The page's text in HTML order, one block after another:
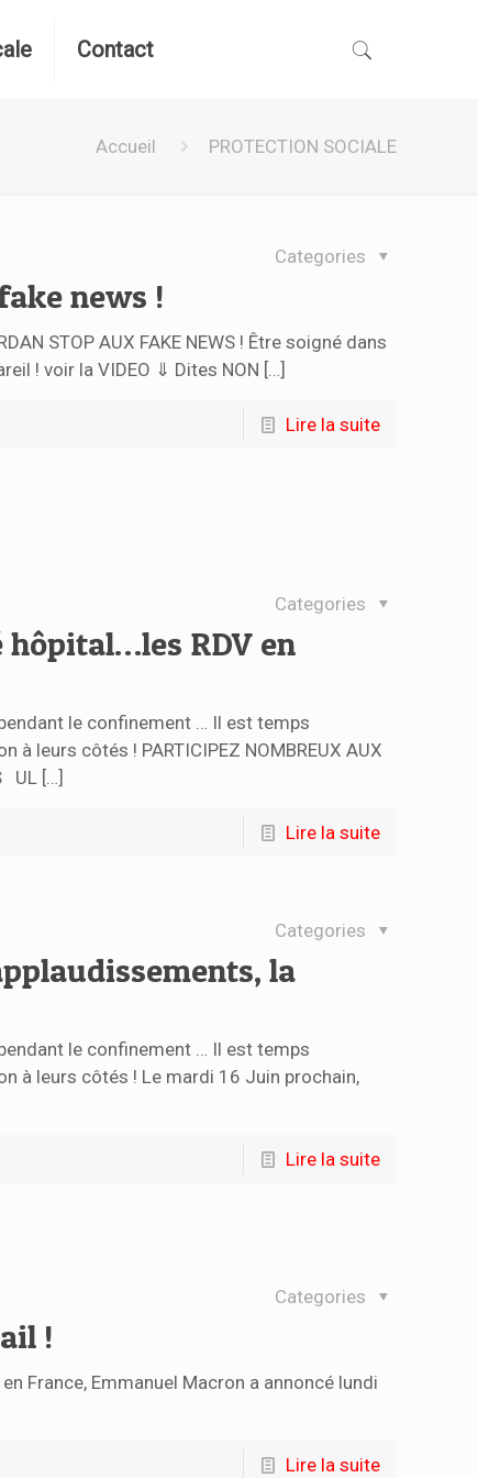
Contact
Accueil PROTECTION SOCIALE
Categories
news !
STOP AUX FAKE NEWS ! Être soigné dans
! voir la VIDEO ⇓ Dites NON […]
Lire la suite
Categories
RDV en
le confinement … Il est temps
à leurs côtés ! PARTICIPEZ NOMBREUX AUX
UL[…]
Lire la suite
Categories
la
le confinement … Il est temps
à leurs côtés ! Le mardi 16 Juin prochain,
Lire la suite
Categories
!
France, Emmanuel Macron a annoncé lundi
Lire la suite